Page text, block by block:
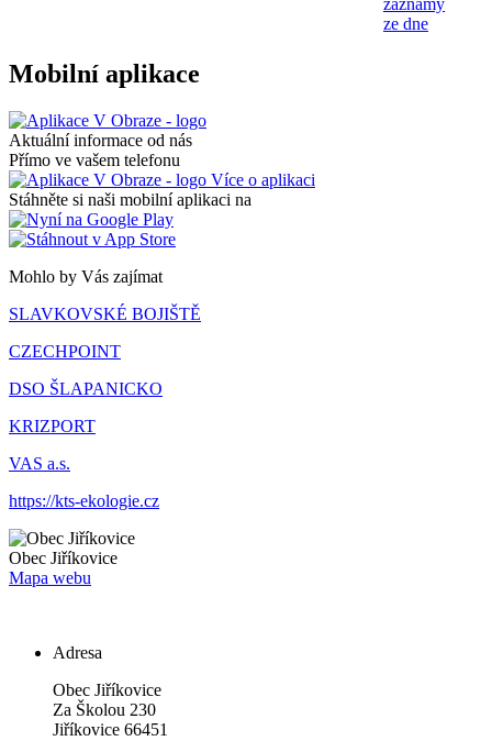
záznamy
ze dne
Mobilní aplikace
Aktuální informace od nás
Přímo ve vašem telefonu
Více o aplikaci
Stáhněte si naši mobilní aplikaci na
Mohlo by Vás zajímat
SLAVKOVSKÉ BOJIŠTĚ
CZECHPOINT
DSO ŠLAPANICKO
KRIZPORT
VAS a.s.
https://kts-ekologie.cz
Obec Jiříkovice
Mapa webu
Adresa
Obec Jiříkovice
Za Školou 230
Jiříkovice 66451